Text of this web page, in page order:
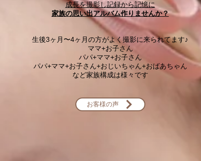
成長を撮影し記録から記憶に
​家族の思い出アルバム作りませんか？
生後3ヶ月〜4ヶ月の方がよく撮影に来られてます♪
​ママ+お子さん
パパ+ママ+お子さん
パパ+ママ+お子さん+おじいちゃん+おばあちゃん
など家族構成は様々です
お客様の声